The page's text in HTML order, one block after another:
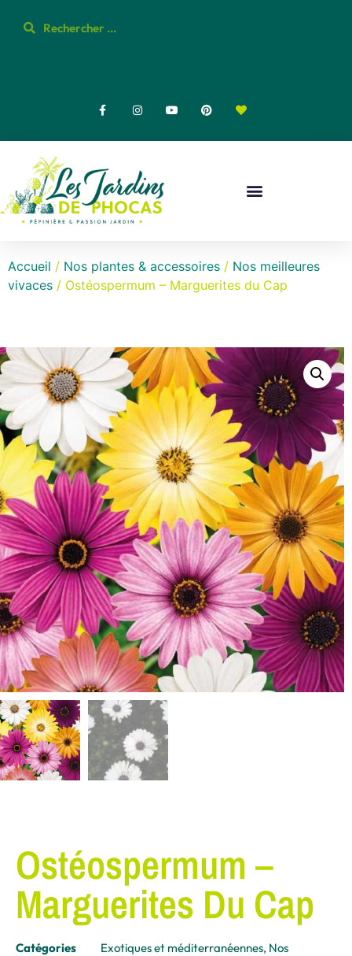
Accueil / Nos plantes & accessoires / Nos meilleures
vivaces / Ostéospermum – Marguerites du Cap
Ostéospermum –
Marguerites Du Cap
Catégories Exotiques et méditerranéennes, Nos